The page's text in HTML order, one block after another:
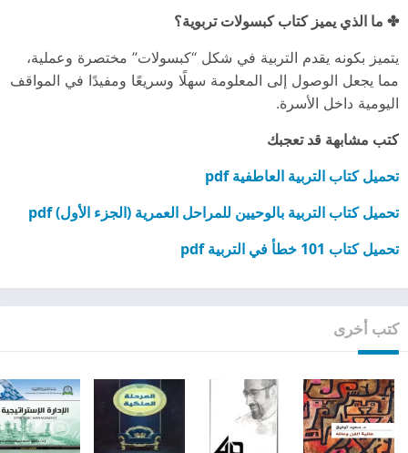
✤ ما الذي يميز كتاب كبسولات تربوية؟
يتميز بكونه يقدم التربية في شكل “كبسولات” مختصرة وعملية،
مما يجعل الوصول إلى المعلومة سهلًا وسريعًا ومفيدًا في المواقف
اليومية داخل الأسرة.
كتب مشابهة قد تعجبك
تحميل كتاب التربية العاطفية pdf
تحميل كتاب التربية بالوحيين للمراحل العمرية (الجزء الأول) pdf
تحميل كتاب 101 خطأ في التربية pdf
كتب أخرى